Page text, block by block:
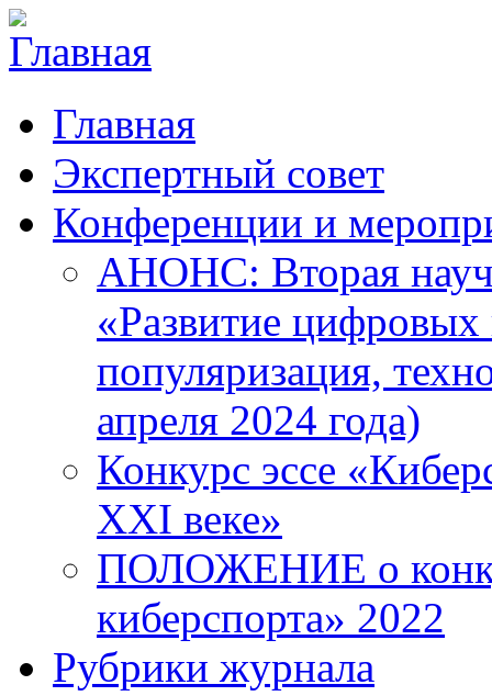
Главная
Экспертный совет
Конференции и
АНОНС: Вторая
«Развитие цифровых
популяризация,
апреля 2024 года)
Конкурс эссе
XXI веке»
ПОЛОЖЕНИЕ о
киберспорта» 2022
Рубрики журнала